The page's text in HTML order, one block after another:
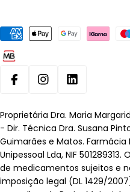
Métodos
pagamento
FacebookInstagramLinkedin
Proprietária Dra. Maria
- Dir. Técnica Dra. Susana
Guimarães e Matos. Farmácia
Unipessoal Lda, NIF
de medicamentos sujeitos e
imposição legal (DL 1429/